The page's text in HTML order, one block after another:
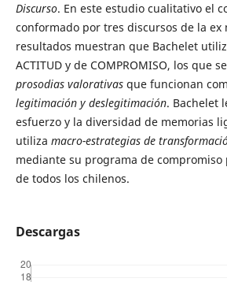
Discurso. En este estudio cualitativo el
conformado por tres discursos de la ex
resultados muestran que Bachelet
ACTITUD y de COMPROMISO, los que
prosodias valorativasque funcionan
legitimación y deslegitimación. Bachelet
esfuerzo y la diversidad de memorias
utiliza macro-estrategias de
mediante su programa de compromiso
de todos los chilenos.
Descargas